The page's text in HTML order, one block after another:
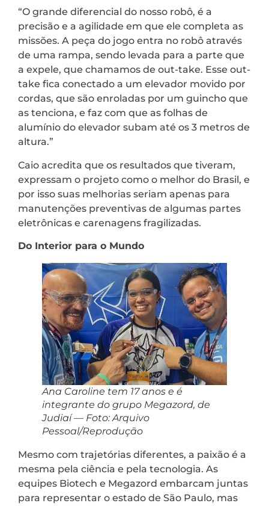
“O grande diferencial do nosso robô, é a
precisão e a agilidade em que ele completa as
missões. A peça do jogo entra no robô através
de uma rampa, sendo levada para a parte que
a expele, que chamamos de out-take. Esse out-
take fica conectado a um elevador movido por
cordas, que são enroladas por um guincho que
as tenciona, e faz com que as folhas de
alumínio do elevador subam até os 3 metros de
altura.”
Caio acredita que os resultados que tiveram,
expressam o projeto como o melhor do Brasil, e
por isso suas melhorias seriam apenas para
manutenções preventivas de algumas partes
eletrônicas e carenagens fragilizadas.
Do Interior para o Mundo
Ana Caroline tem 17 anos e é
integrante do grupo Megazord, de
Judiaí — Foto: Arquivo
Pessoal/Reprodução
Mesmo com trajetórias diferentes, a paixão é a
mesma pela ciência e pela tecnologia. As
equipes Biotech e Megazord embarcam juntas
para representar o estado de São Paulo, mas